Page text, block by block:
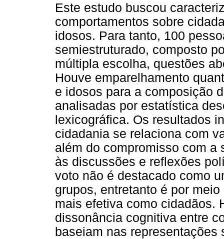
Este estudo buscou
comportamentos sobre
idosos. Para tanto, 100
semiestruturado, composto
múltipla escolha, questões
Houve emparelhamento
e idosos para a composição
analisadas por estatística
lexicográfica. Os resultados
cidadania se relaciona com
além do compromisso com a
às discussões e reflexões
voto não é destacado como
grupos, entretanto é por
mais efetiva como cidadãos.
dissonância cognitiva entre
baseiam nas representações